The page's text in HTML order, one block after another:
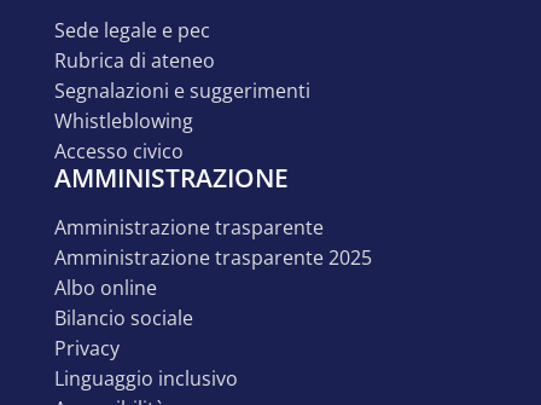
sede legale e pec
rubrica di ateneo
segnalazioni e suggerimenti
whistleblowing
accesso civico
AMMINISTRAZIONE
amministrazione trasparente
amministrazione trasparente 2025
albo online
bilancio sociale
privacy
linguaggio inclusivo